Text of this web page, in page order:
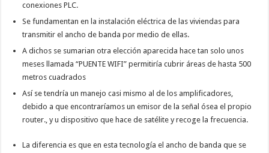
conexiones PLC.
Se fundamentan en la instalación eléctrica de las viviendas para
transmitir el ancho de banda por medio de ellas.
A dichos se sumarian otra elección aparecida hace tan solo unos
meses llamada “PUENTE WIFI” permitiría cubrir áreas de hasta 500
metros cuadrados
Así se tendría un manejo casi mismo al de los amplificadores,
debido a que encontraríamos un emisor de la señal ósea el propio
router., y u dispositivo que hace de satélite y recoge la frecuencia.
La diferencia es que en esta tecnología el ancho de banda que se